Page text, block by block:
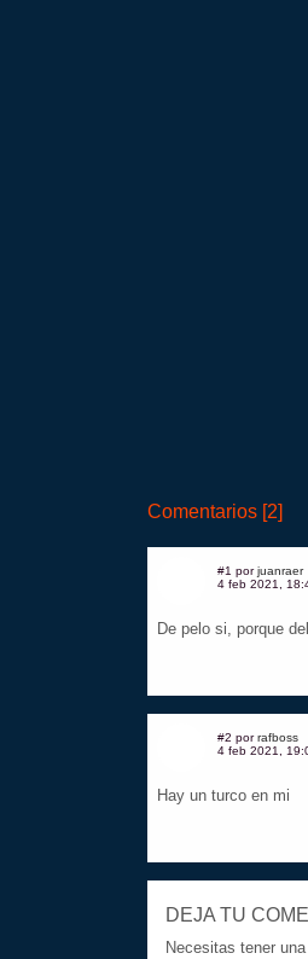
Comentarios [2]
#1 porjuanraer
4 feb 2021,
De pelo si, porque
#2 porrafboss
4 feb 2021,
Hay un turco en mi
DEJA TU
Necesitas tener